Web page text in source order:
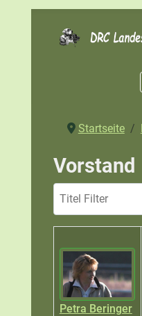
Startseite
Vorstand
Petra Beringer